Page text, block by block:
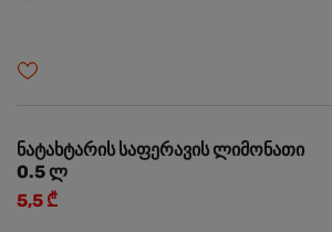
ნატახტარის საფერავის ლიმონათი
0.5 ლ
5,5 ₾